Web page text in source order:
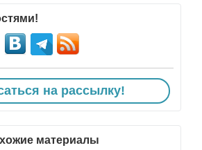
на рассылку!
материалы